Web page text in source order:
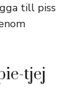
till piss
tjej